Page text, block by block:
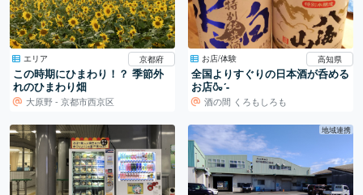
エリア 京都府
この時期にひまわり！？ 季節外
れのひまわり畑
大原野 - 京都市西京区
お店/体験 高知県
全国よりすぐりの日本酒が呑める
お店🍶´-
酒の間 くろもしろも
地域連携